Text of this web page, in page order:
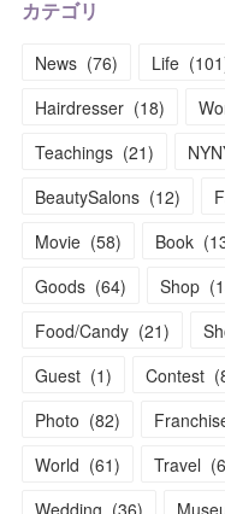
カテゴリ
News (76) Life (101
Hairdresser (18)
Teachings (21)
BeautySalons (12)
Movie (58) Book (
Goods (64) Shop (
Food/Candy (21)
Guest (1) Contest (
Photo (82)
World (61) Travel (